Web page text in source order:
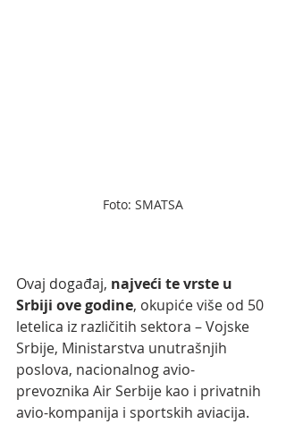
Foto: SMATSA
Ovaj događaj, najveći te vrste u
Srbiji ove godine, okupiće više od 50
letelica iz različitih sektora – Vojske
Srbije, Ministarstva unutrašnjih
poslova, nacionalnog avio-
prevoznika Air Serbije kao i privatnih
avio-kompanija i sportskih aviacija.